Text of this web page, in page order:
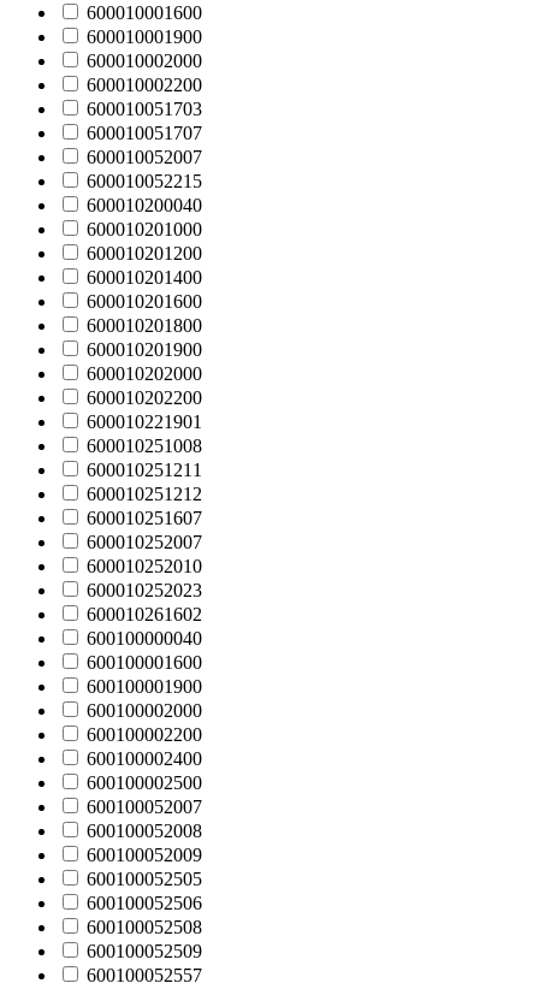
600010001600
600010001900
600010002000
600010002200
600010051703
600010051707
600010052007
600010052215
600010200040
600010201000
600010201200
600010201400
600010201600
600010201800
600010201900
600010202000
600010202200
600010221901
600010251008
600010251211
600010251212
600010251607
600010252007
600010252010
600010252023
600010261602
600100000040
600100001600
600100001900
600100002000
600100002200
600100002400
600100002500
600100052007
600100052008
600100052009
600100052505
600100052506
600100052508
600100052509
600100052557